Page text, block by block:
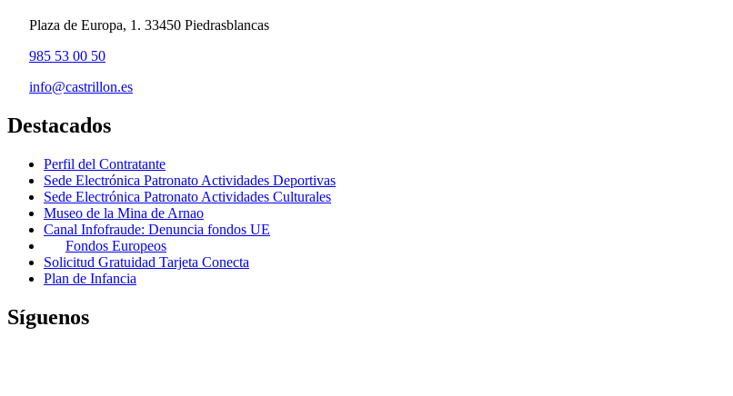
Plaza de Europa, 1. 33450 Piedrasblancas
985 53 00 50
info@castrillon.es
Destacados
Perfil del Contratante
Sede Electrónica Patronato Actividades Deportivas
Sede Electrónica Patronato Actividades Culturales
Museo de la Mina de Arnao
Canal Infofraude: Denuncia fondos UE
Fondos Europeos
Solicitud Gratuidad Tarjeta Conecta
Plan de Infancia
Síguenos